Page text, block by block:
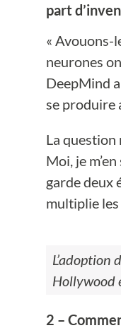
part
« Avouons-
neurones
DeepMind
se produire
La question
Moi, je
garde deux
multiplie les
L’adoption
Hollywood
2 –